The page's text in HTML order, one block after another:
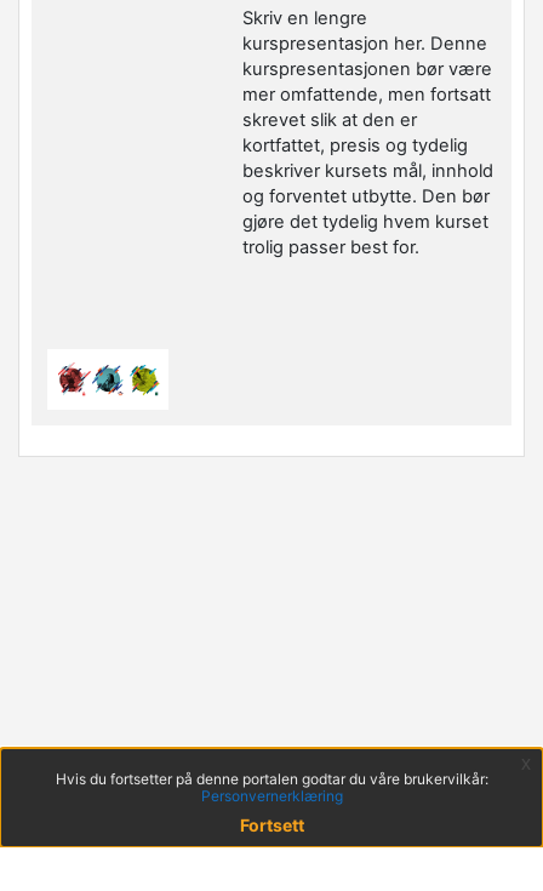
Skriv en lengre
kurspresentasjon her. Denne
kurspresentasjonen bør være
mer omfattende, men fortsatt
skrevet slik at den er
kortfattet, presis og tydelig
beskriver kursets mål, innhold
og forventet utbytte. Den bør
gjøre det tydelig hvem kurset
trolig passer best for.
Hvis du fortsetter på denne portalen godtar du våre brukervilkår:
Personvernerklæring
Fortsett
x